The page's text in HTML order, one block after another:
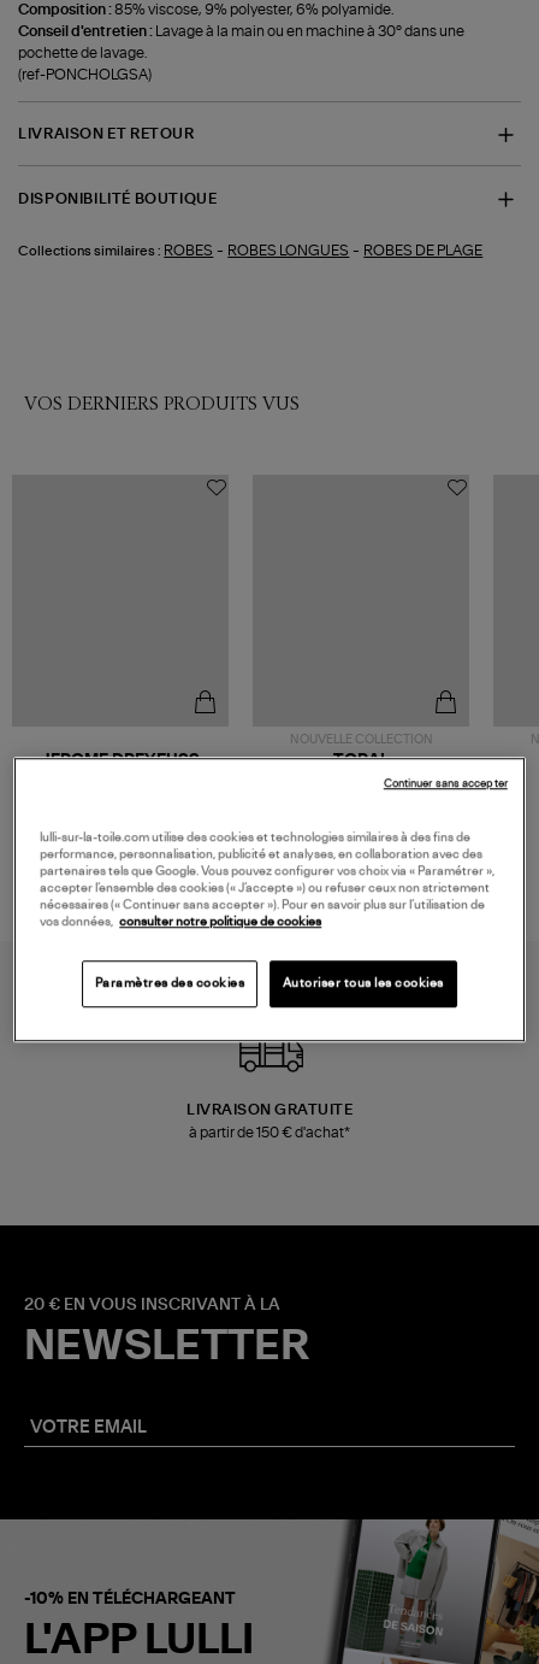
Composition :85% viscose, 9% polyester, 6% polyamide.
Conseil d'entretien :
Lavage à la main ou en machine à 30° dans une
pochette de lavage.
(ref-PONCHOLGSA)
LIVRAISON ET RETOUR
DISPONIBILITÉ BOUTIQUE
Collections similaires : ROBES - ROBES LONGUES - ROBES DE PLAGE
VOS DERNIERS PRODUITS VUS
JEROME DREYFUSS
NOUVELLE COLLECTION
TORAL
Mocassins Killian Sport
LIVRAISON GRATUITE
à partir de 150 € d'achat*
20 € EN VOUS INSCRIVANT À LA
NEWSLETTER
-10% EN TÉLÉCHARGEANT
L'APP LULLI
lulli-sur-la-toile.com utilise des cookies et technologies similaires à des fins de
performance, personnalisation, publicité et analyses, en collaboration avec des
partenaires tels que Google. Vous pouvez configurer vos choix via « Paramétrer »,
accepter l’ensemble des cookies (« J’accepte ») ou refuser ceux non strictement
nécessaires (« Continuer sans accepter »). Pour en savoir plus sur l’utilisation de
vos données, consulter notre politique de cookies
Paramètres des cookies Autoriser tous les cookies
Continuer sans accepter